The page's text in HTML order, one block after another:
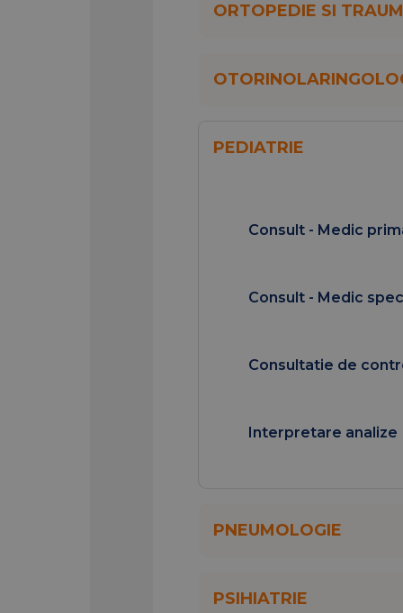
ORTOPEDIE SI
PEDIATRIE
Consult - Medic
Consult - Medic
Consultatie de
Interpretare analize
PNEUMOLOGIE
PSIHIATRIE